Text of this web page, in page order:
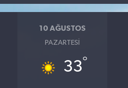
10 AĞUSTOS
PAZARTESI
33°